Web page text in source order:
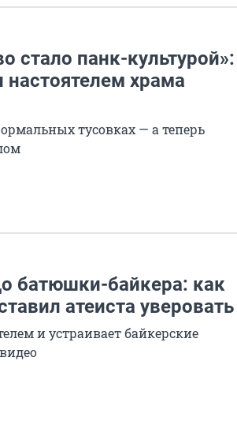
стало панк-культурой»:
храма
тусовках — а теперь
батюшки-байкера: как
атеиста уверовать
и устраивает байкерские